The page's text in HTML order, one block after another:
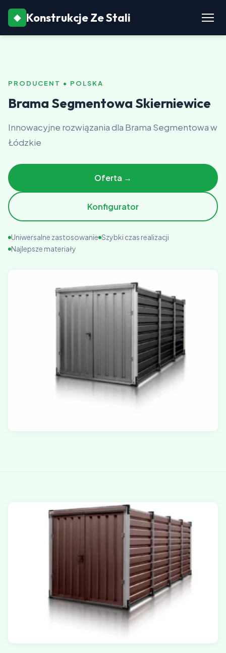
◆ Konstrukcje Ze Stali
PRODUCENT • POLSKA
Brama Segmentowa Skierniewice
Innowacyjne rozwiązania dla Brama Segmentowa w
Łódzkie
Oferta →
Konfigurator
Uniwersalne zastosowanie Szybki czas realizacji
Najlepsze materiały